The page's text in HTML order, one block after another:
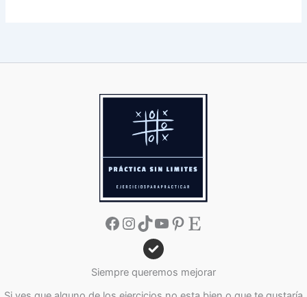
Facebook
Instagram
TikTok
YouTube
Pinterest
Etsy
Siempre queremos mejorar